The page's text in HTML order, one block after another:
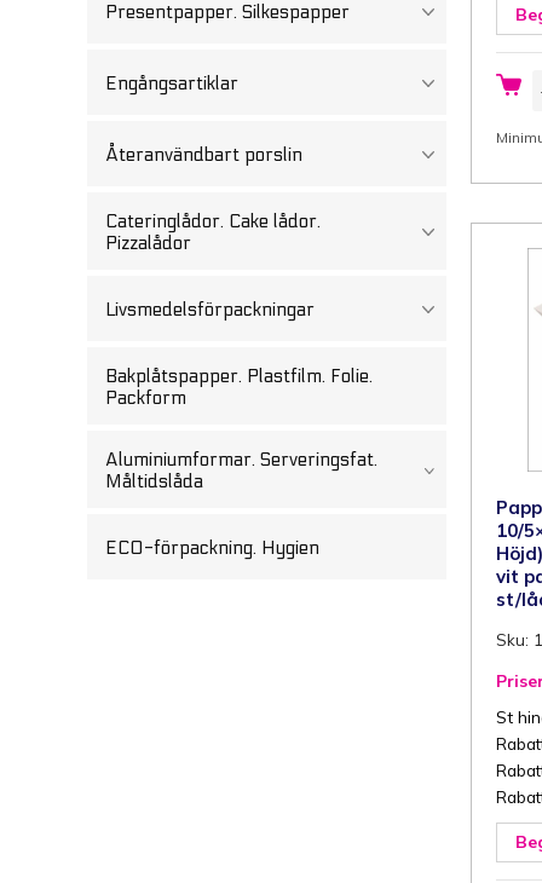
Presentpapper. Silkespapper
Engångsartiklar
Återanvändbart porslin
Cateringlådor. Cake lådor.
Pizzalådor
Livsmedelsförpackningar
Bakplåtspapper. Plastfilm. Folie.
Packform
Aluminiumformar. Serveringsfat.
Måltidslåda
ECO-förpackning. Hygien
x
10/
vit
st/
Sku:
St